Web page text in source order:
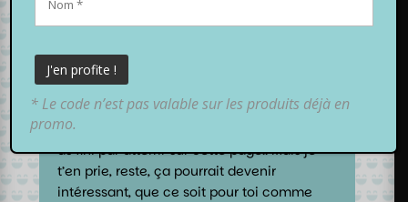
Alors comme ça, on est fan de
? Ou bien, tu en connais un ? Si ce n’est pas
le cas, alors je me demande comment tu
as fini par atterrir sur cette page.. Mais je
t’en prie, reste, ça pourrait devenir
intéressant, que ce soit pour toi comme
* Le code n’est pas valable sur les produits déjà en
promo.